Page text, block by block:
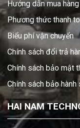
Hướng dẫn mua hàng
Phương thức thanh
Biểu phí vận chuyển
Chính sách đổi trả
Chính sách bảo mật
Chính sách bảo hành
HAI NAM